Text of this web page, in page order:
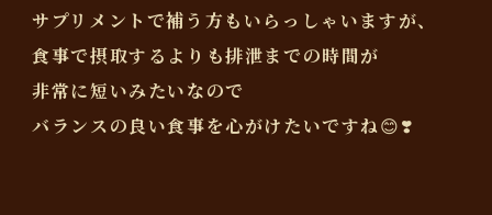
サプリメントで補う方もいらっしゃいますが、
食事で摂取するよりも排泄までの時間が
非常に短いみたいなので
バランスの良い食事を心がけたいですね😊❣️